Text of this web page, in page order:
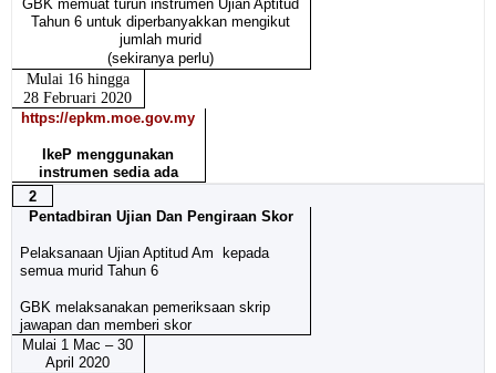
GBK memuat turun instrumen Ujian Aptitud
Tahun 6 untuk diperbanyakkan mengikut
jumlah murid
(sekiranya perlu)
Mulai 16 hingga
28 Februari 2020
https://epkm.moe.gov.my
IkeP menggunakan
instrumen sedia ada
2
Pentadbiran Ujian Dan Pengiraan Skor
Pelaksanaan Ujian Aptitud Am kepada
semua murid Tahun 6
GBK melaksanakan pemeriksaan skrip
jawapan dan memberi skor
Mulai 1 Mac – 30
April 2020